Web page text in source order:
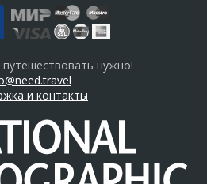
нужно!
и контакты